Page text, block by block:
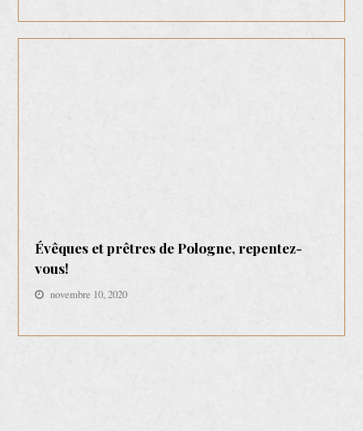
Évêques et prêtres de Pologne, repentez-
vous!
novembre 10, 2020